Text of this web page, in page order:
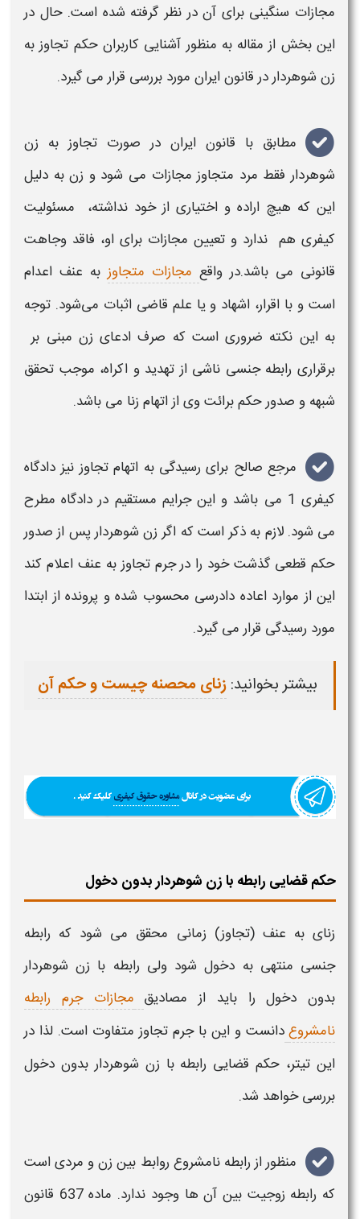
مجازات سنگینی برای آن در نظر گرفته شده است. حال در
این بخش از مقاله به منظور آشنایی کاربرانحکم تجاوز به
زن شوهرداردرقانونایران مورد بررسی قرار می گیرد.
مطابق با قانون ایران در صورت تجاوز به زن
شوهردارفقط مرد متجاوز مجازات می شود و زن به دلیل
این که هیچ اراده و اختیاری از خود نداشته، مسئولیت
کیفری هم ندارد و تعیین مجازات برای او، فاقد وجاهت
قانونی می باشد.در واقع مجازات متجاوزبه عنف اعدام
است و با اقرار، اشهاد و یا علم قاضی اثبات می‌شود. توجه
به این نکته ضروری است که صرف ادعای زن مبنی بر
برقراری رابطه جنسی ناشی از تهدید و اکراه، موجب تحقق
شبهه و صدورحکمبرائت وی از اتهام زنا می باشد.
مرجع صالح برای رسیدگی به اتهامتجاوز نیز دادگاه
کیفری 1 می باشد و این جرایم مستقیم در دادگاه مطرح
می شود. لازم به ذکر است که اگرزن شوهردارپس از صدور
حکم قطعی گذشت خود را در جرم تجاوز به عنف اعلام کند
این از موارد اعاده دادرسی محسوب شده و پرونده از ابتدا
مورد رسیدگی قرار می گیرد.
بیشتر بخوانید:زنای محصنه چیست و حکم آن
حکم قضایی رابطه با زن شوهردار بدون دخول
زنای به عنف (تجاوز) زمانی محقق می شود که رابطه
جنسی منتهی به دخول شود ولی رابطه با زن شوهردار
بدون دخول را باید از مصادیق مجازات جرم رابطه
نامشروعدانست و این با جرم تجاوز متفاوت است. لذا در
این تیتر، حکمقضایی رابطه با زن شوهرداربدون دخول
بررسی خواهد شد.
منظور از رابطه نامشروع روابط بین زن و مردی است
که رابطه زوجیت بین آن ها وجود ندارد. ماده 637
قانون